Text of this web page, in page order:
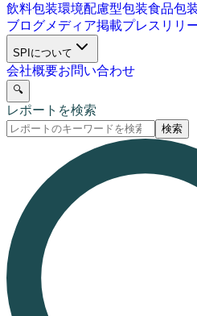
飲料包装環境配慮型包装食品包
ブログメディア掲載プレスリリ
SPIについて
会社概要お問い合わせ
🔍
レポートを検索
検索